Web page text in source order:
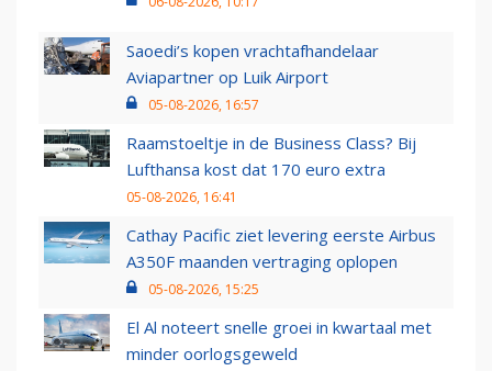
Saoedi’s kopen vrachtafhandelaar
Aviapartner op Luik Airport
05-08-2026, 16:57
Raamstoeltje in de Business Class? Bij
Lufthansa kost dat 170 euro extra
05-08-2026, 16:41
Cathay Pacific ziet levering eerste Airbus
A350F maanden vertraging oplopen
05-08-2026, 15:25
El Al noteert snelle groei in kwartaal met
minder oorlogsgeweld